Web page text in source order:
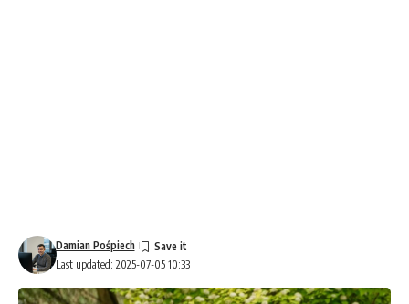
Last updated: 2025-07-05 10:33
Damian Pośpiech